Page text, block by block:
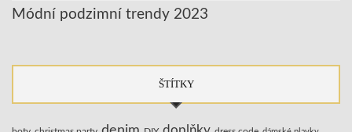
Módní podzimní trendy 2023
ŠTÍTKY